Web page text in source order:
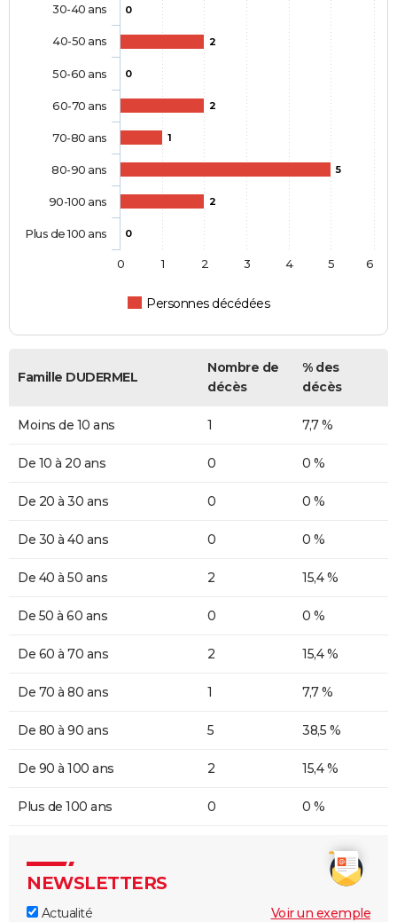
0
2
0
2
1
5
2
0
Personnes décédées
30-40 ans
40-50 ans
50-60 ans
60-70 ans
70-80 ans
80-90 ans
90-100 ans
Plus de 100 ans
0 1 2 3 4 5 6
Famille DUDERMEL
Nombre de
décès
% des
décès
Moins de 10 ans 1 7,7 %
De 10 à 20 ans 0 0 %
De 20 à 30 ans 0 0 %
De 30 à 40 ans 0 0 %
De 40 à 50 ans 2 15,4 %
De 50 à 60 ans 0 0 %
De 60 à 70 ans 2 15,4 %
De 70 à 80 ans 1 7,7 %
De 80 à 90 ans 5 38,5 %
De 90 à 100 ans 2 15,4 %
Plus de 100 ans 0 0 %
NEWSLETTERS
Actualité
Voir un exemple